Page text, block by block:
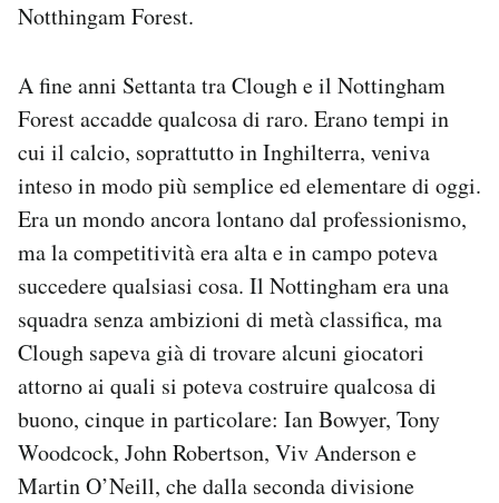
Notthingam Forest.
A fine anni Settanta tra Clough e il Nottingham
Forest accadde qualcosa di raro. Erano tempi in
cui il calcio, soprattutto in Inghilterra, veniva
inteso in modo più semplice ed elementare di oggi.
Era un mondo ancora lontano dal professionismo,
ma la competitività era alta e in campo poteva
succedere qualsiasi cosa. Il Nottingham era una
squadra senza ambizioni di metà classifica, ma
Clough sapeva già di trovare alcuni giocatori
attorno ai quali si poteva costruire qualcosa di
buono, cinque in particolare: Ian Bowyer, Tony
Woodcock, John Robertson, Viv Anderson e
Martin O’Neill, che dalla seconda divisione